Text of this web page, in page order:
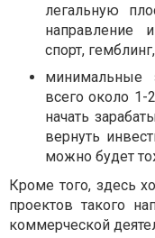
легальную
направление
спорт,
минимальные
всего около
начать
вернуть
можно будет
Кроме того, здесь
проектов такого
коммерческой